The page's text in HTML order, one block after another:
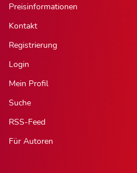
Preisinformationen
Kontakt
Registrierung
Login
Mein Profil
Suche
RSS-Feed
Für Autoren